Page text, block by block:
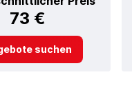
73 €
suchen